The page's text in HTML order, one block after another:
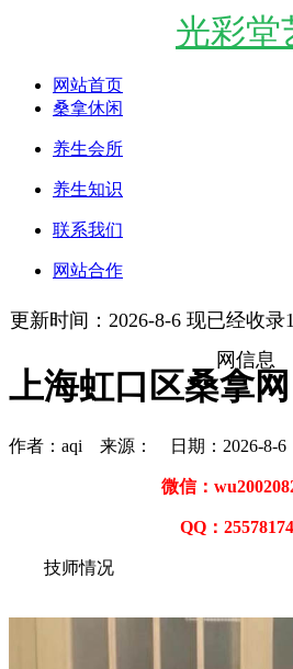
光彩堂
网站首页
桑拿休闲
养生会所
养生知识
联系我们
网站合作
更新时间：2026-8-6 现已经收
网信息
上海虹口区桑拿网
作者：aqi 来源： 日期：2026-8-6
微信：
QQ：
技师情况